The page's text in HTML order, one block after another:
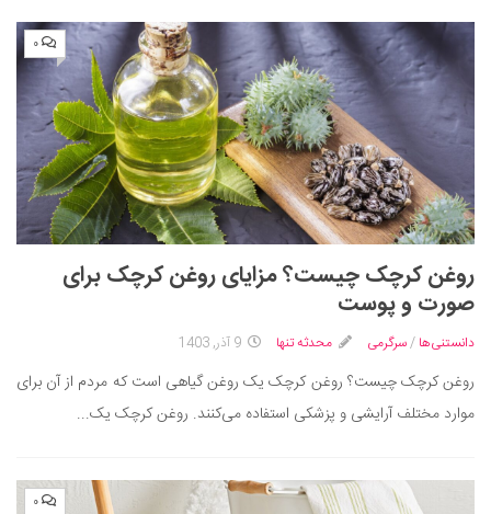
۰
روغن کرچک چیست؟ مزایای روغن کرچک برای
صورت و پوست
دانستنی‌ها /سرگرمی محدثه تنها 9 آذر, 1403
روغن کرچک چیست؟ روغن کرچک یک روغن گیاهی است که مردم از آن برای
موارد مختلف آرایشی و پزشکی استفاده می‌کنند. روغن کرچک یک...
۰